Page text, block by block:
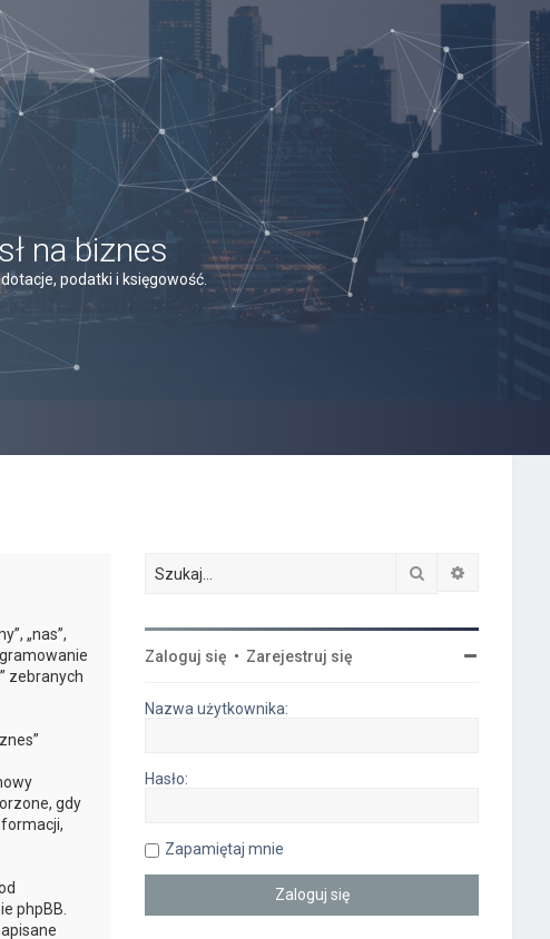
na biznes
podatki i księgowość.
„nas”,
zebranych
gdy
phpBB.
Szukaj
Zaloguj się • Zarejestruj się
Nazwa użytkownika:
Hasło:
Zapamiętaj mnie